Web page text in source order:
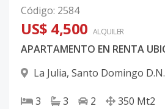
Código: 2584
US$ 4,500 ALQUILER
La Julia, Santo Domingo D.N.
3 3 2 350 Mt2